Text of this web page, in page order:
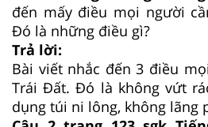
đến mấy điều mọi người
Đó là những điều gì?
Trả lời:
Bài viết nhắc đến 3 điều
Trái Đất. Đó là không vứt
dụng túi ni lông, không lãng